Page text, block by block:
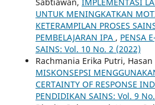
UNTUK MENINGKATKAN
KETERAMPILAN PROSES
PEMBELAJARAN IPA , PENSA
SAINS: Vol. 10 No. 2 (2022)
Rachmania Erika Putri,
MISKONSEPSI
CERTAINTY OF RESPONSE
PENDIDIKAN SAINS: Vol. 9